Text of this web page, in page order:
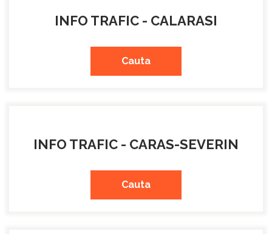
INFO TRAFIC - CALARASI
Cauta
INFO TRAFIC - CARAS-SEVERIN
Cauta